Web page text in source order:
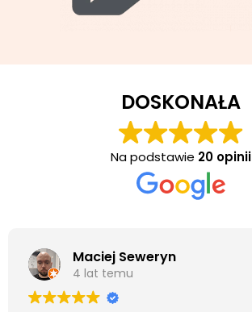
DOSKONAŁA
Na podstawie 20 opinii
Maciej Seweryn
4 lat temu